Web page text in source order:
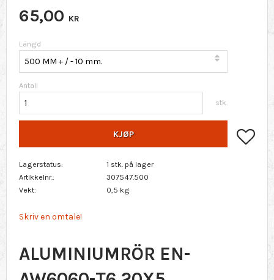
65,00 KR
Längd
Antall
stk.
KJØP
Lagerstatus
1 stk. på lager
Artikkelnr.
307547.500
Vekt
0,5 kg
Skriv en omtale!
ALUMINIUMRÖR EN-